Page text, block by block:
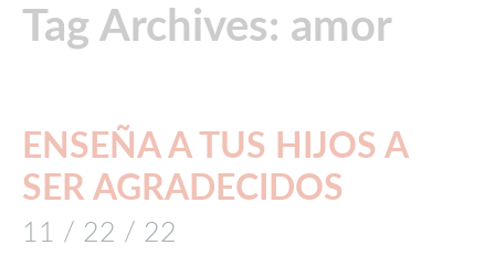
Tag Archives: amor
ENSEÑA A TUS HIJOS A
SER AGRADECIDOS
11 / 22 / 22